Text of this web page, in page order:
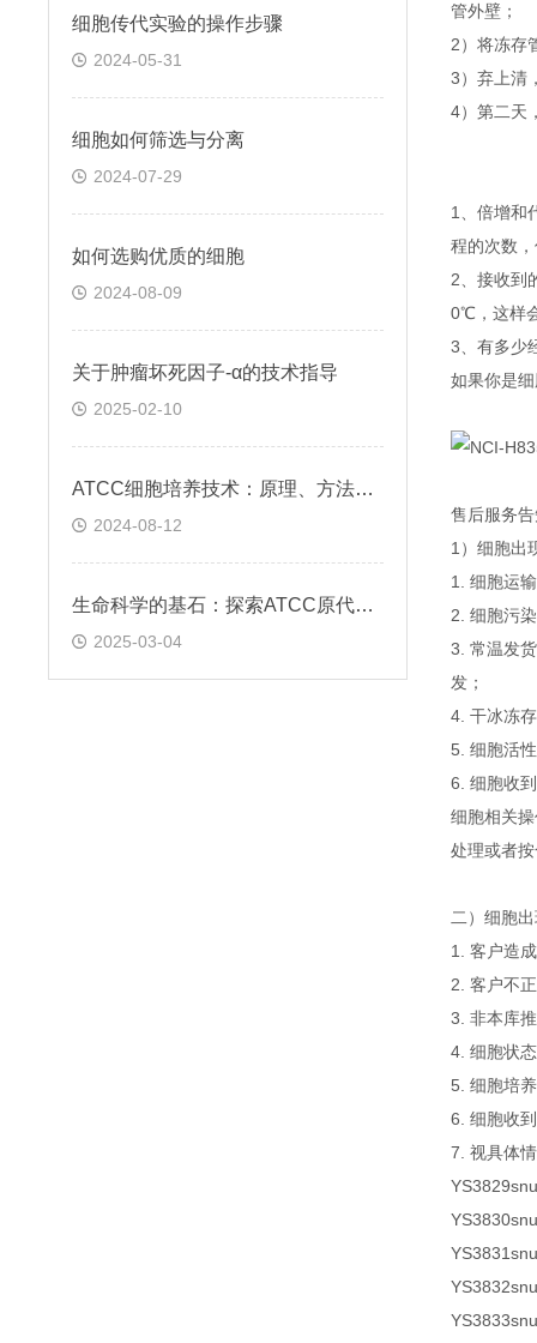
细胞传代实验的操作步骤
2024-05-31
细胞如何筛选与分离
2024-07-29
如何选购优质的细胞
2024-08-09
关于​肿瘤坏死因子-α的技术指导
2025-02-10
ATCC细胞培养技术：原理、方法与应用实践
2024-08-12
生命科学的基石：探索ATCC原代细胞的魅力
2025-03-04
管外壁；
2）将冻存
3）弃上清
4）第二天
1、倍增和
程的次数
2、接收到
0℃，这样
3、有多少
如果你是
售后服务
1）细胞出
1. 细胞运
2. 细胞污
3. 常温发
发；
4. 干冰冻
5. 细胞活
6. 细胞收
细胞相关
处理或者
二）细胞
1. 客户造
2. 客户不
3. 非本库
4. 细胞状
5. 细胞培
6. 细胞收
7. 视具体
YS3829